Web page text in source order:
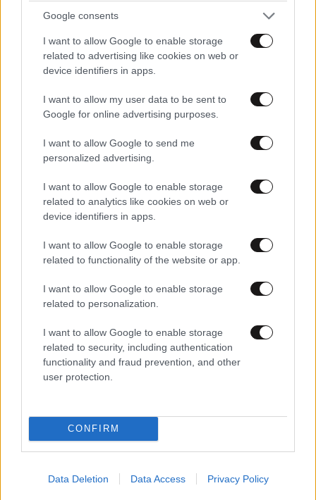
Google consents
I want to allow Google to enable storage
related to advertising like cookies on web or
device identifiers in apps.
I want to allow my user data to be sent to
Google for online advertising purposes.
I want to allow Google to send me
personalized advertising.
I want to allow Google to enable storage
related to analytics like cookies on web or
device identifiers in apps.
I want to allow Google to enable storage
related to functionality of the website or app.
I want to allow Google to enable storage
related to personalization.
I want to allow Google to enable storage
related to security, including authentication
functionality and fraud prevention, and other
user protection.
CONFIRM
Data Deletion Data Access Privacy Policy
LIFESTYLE08·08·2026 09:01
σχέση που θυμίζει σενάριο ταινίας και μετρά
πάνω από τέσσερα χρόνια
Ογκολόγοι προειδοποιούν: Αυτές οι τροφές,
περνούν απαρατήρητες, αλλά καλό είναι να τις